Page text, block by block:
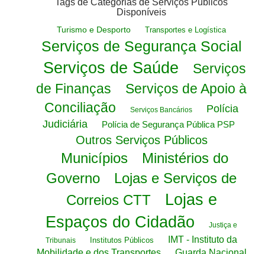
Tags de Categorias de Serviços Públicos
Disponíveis
Turismo e Desporto Transportes e Logística
Serviços de Segurança Social
Serviços de Saúde
Serviços
de Finanças
Serviços de Apoio à
Conciliação
Serviços Bancários
Polícia
Judiciária
Polícia de Segurança Pública PSP
Outros Serviços Públicos
Municípios
Ministérios do
Governo
Lojas e Serviços de
Correios CTT
Lojas e
Espaços do Cidadão
Justiça e
Tribunais
Institutos Públicos
IMT - Instituto da